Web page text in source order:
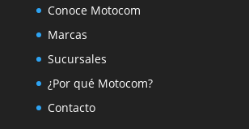
Conoce Motocom
Marcas
Sucursales
¿Por qué Motocom?
Contacto